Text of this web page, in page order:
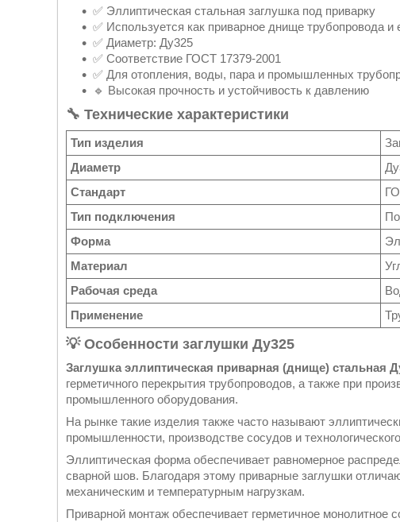
✅ Эллиптическая стальная заглушка под приварку
✅ Используется как приварное днище трубопровода и
✅ Диаметр: Ду325
✅ Соответствие ГОСТ 17379-2001
✅ Для отопления, воды, пара и промышленных
🔹 Высокая прочность и устойчивость к давлению
🔧 Технические характеристики
Тип изделия
Диаметр
Стандарт
Тип подключения
Форма
Материал
Рабочая среда
Применение
💡 Особенности заглушки Ду325
Заглушка эллиптическая приварная (днище) стальная
герметичного перекрытия трубопроводов, а также при
промышленного оборудования.
На рынке такие изделия также часто называют
промышленности, производстве сосудов и
Эллиптическая форма обеспечивает равномерное
сварной шов. Благодаря этому приварные заглушки
механическим и температурным нагрузкам.
Приварной монтаж обеспечивает герметичное монолитное